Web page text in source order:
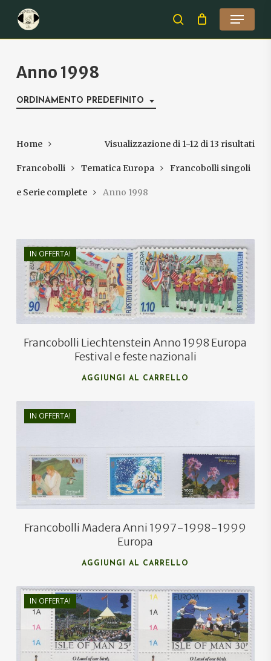
main
search
Menu
Anno 1998
ORDINAMENTO PREDEFINITO
Visualizzazione di 1-12 di 13 risultati
Home
Francobolli Tematica Europa Francobolli singoli
e Serie complete Anno 1998
IN OFFERTA!
€2,00
€1,20
Francobolli Liechtenstein Anno 1998 Europa
Festival e feste nazionali
AGGIUNGI AL CARRELLO
IN OFFERTA!
Francobolli Madera Anni 1997-1998-1999
Europa
AGGIUNGI AL CARRELLO
IN OFFERTA!
€1,90
€1,20
Close